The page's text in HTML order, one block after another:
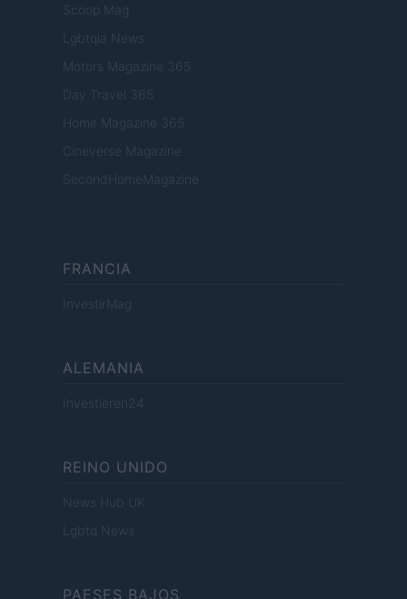
Scoop Mag
Lgbtqia News
Motors Magazine 365
Day Travel 365
Home Magazine 365
Cineverse Magazine
SecondHomeMagazine
FRANCIA
InvestirMag
ALEMANIA
Investieren24
REINO UNIDO
News Hub UK
Lgbtq News
PAESES BAJOS